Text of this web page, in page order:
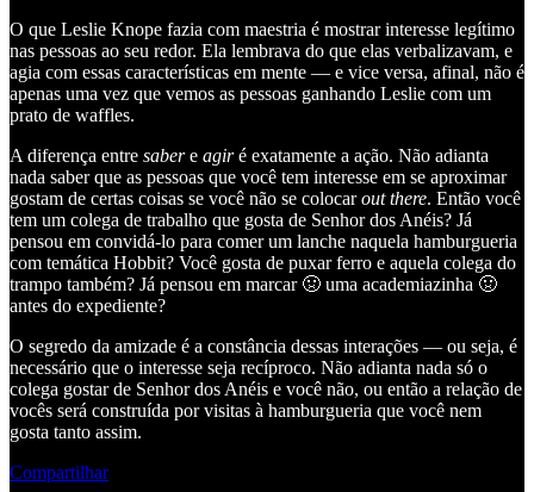
O que Leslie Knope fazia com maestria é mostrar interesse legítimo
nas pessoas ao seu redor. Ela lembrava do que elas verbalizavam, e
agia com essas características em mente — e vice versa, afinal, não é
apenas uma vez que vemos as pessoas ganhando Leslie com um
prato de waffles.
A diferença entre sabere agiré exatamente a ação. Não adianta
nada saber que as pessoas que você tem interesse em se aproximar
gostam de certas coisas se você não se colocarout there. Então você
tem um colega de trabalho que gosta de Senhor dos Anéis? Já
pensou em convidá-lo para comer um lanche naquela hamburgueria
com temática Hobbit? Você gosta de puxar ferro e aquela colega do
trampo também? Já pensou em marcar 🤢 uma academiazinha 🤢
antes do expediente?
O segredo da amizade é a constância dessas interações — ou seja, é
necessário que o interesse seja recíproco. Não adianta nada só o
colega gostar de Senhor dos Anéis e você não, ou então a relação de
vocês será construída por visitas à hamburgueria que você nem
gosta tanto assim.
Compartilhar